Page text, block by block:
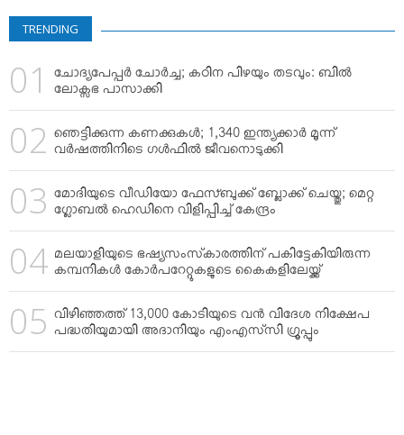
TRENDING
ചോദ്യപേപ്പര്‍ ചോര്‍ച്ച; കഠിന പിഴയും തടവും: ബില്‍
ലോക്സഭ പാസാക്കി
ഞെട്ടിക്കുന്ന കണക്കുകള്‍; 1,340 ഇന്ത്യക്കാര്‍ മൂന്ന്
വര്‍ഷത്തിനിടെ ഗള്‍ഫില്‍ ജീവനൊടുക്കി
മോദിയുടെ വീഡിയോ ഫേസ്ബുക്ക് ബ്ലോക്ക് ചെയ്തു; മെറ്റ
ഗ്ലോബല്‍ ഹെഡിനെ വിളിപ്പിച്ച് കേന്ദ്രം
മലയാളിയുടെ ഭഷ്യസംസ്‌കാരത്തിന് പകിട്ടേകിയിരുന്ന
കമ്പനികള്‍ കോര്‍പറേറ്റുകളുടെ കൈകളിലേയ്ക്ക്
വിഴിഞ്ഞത്ത് 13,000 കോടിയുടെ വന്‍ വിദേശ നിക്ഷേപ
പദ്ധതിയുമായി അദാനിയും എംഎസ്‌സി ഗ്രൂപ്പും